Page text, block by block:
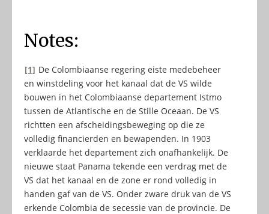
Notes:
[1] De Colombiaanse regering eiste medebeheer
en winstdeling voor het kanaal dat de VS wilde
bouwen in het Colombiaanse departement Istmo
tussen de Atlantische en de Stille Oceaan. De VS
richtten een afscheidingsbeweging op die ze
volledig financierden en bewapenden. In 1903
verklaarde het departement zich onafhankelijk. De
nieuwe staat Panama tekende een verdrag met de
VS dat het kanaal en de zone er rond volledig in
handen gaf van de VS. Onder zware druk van de VS
erkende Colombia de secessie van de provincie. De